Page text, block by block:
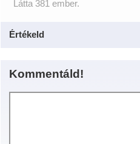
Látta 381 ember.
Értékeld
Kommentáld!